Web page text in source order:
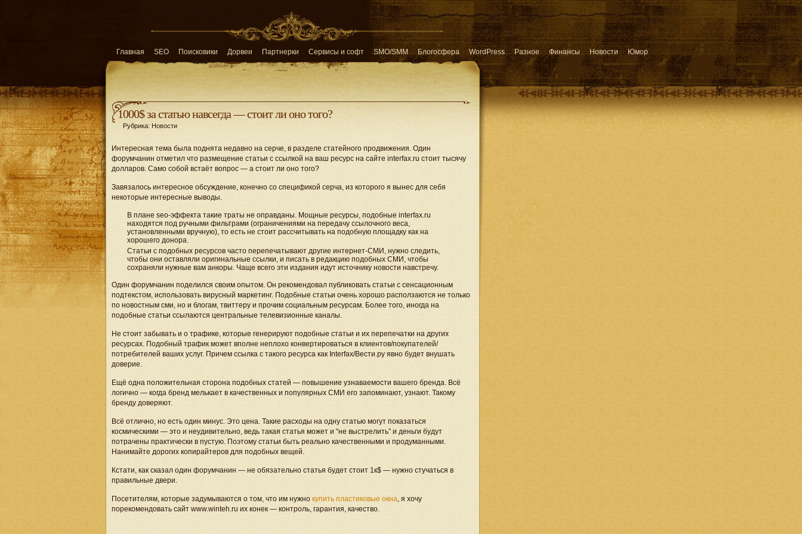
Главная SEO Поисковики Дорвеи Партнерки Сервисы и софт SMO/SMM Блогосфера WordPress Разное Финансы Новости Юмор
1000$ за статью навсегда — стоит ли оно того?
Рубрика: Новости
Интересная тема была поднята недавно на серче, в разделе статейного продвижения. Один
форумчанин отметил что размещение статьи с ссылкой на ваш ресурс на сайте interfax.ru стоит тысячу
долларов. Само собой встаёт вопрос — а стоит ли оно того?
Завязалось интересное обсуждение, конечно со спецификой серча, из которого я вынес для себя
некоторые интересные выводы.
В плане seo-эффекта такие траты не оправданы. Мощные ресурсы, подобные interfax.ru
находятся под ручными фильтрами (ограничениями на передачу ссылочного веса,
установленными вручную), то есть не стоит рассчитывать на подобную площадку как на
хорошего донора.
Статьи с подобных ресурсов часто перепечатывают другие интернет-СМИ, нужно следить,
чтобы они оставляли оригинальные ссылки, и писать в редакцию подобных СМИ, чтобы
сохраняли нужные вам анкоры. Чаще всего эти издания идут источнику новости навстречу.
Один форумчанин поделился своим опытом. Он рекомендовал публиковать статьи с сенсационным
подтекстом, использовать вирусный маркетинг. Подобные статьи очень хорошо расползаются не только
по новостным сми, но и блогам, твиттеру и прочим социальным ресурсам. Более того, иногда на
подобные статьи ссылаются центральные телевизионные каналы.
Не стоит забывать и о трафике, которые генерируют подобные статьи и их перепечатки на других
ресурсах. Подобный трафик может вполне неплохо конвертироваться в клиентов/покупателей/
потребителей ваших услуг. Причем ссылка с такого ресурса как Interfax/Вести.ру явно будет внушать
доверие.
Ещё одна положительная сторона подобных статей — повышение узнаваемости вашего бренда. Всё
логично — когда бренд мелькает в качественных и популярных СМИ его запоминают, узнают. Такому
бренду доверяют.
Всё отлично, но есть один минус. Это цена. Такие расходы на одну статью могут показаться
космическими — это и неудивительно, ведь такая статья может и “не выстрелить” и деньги будут
потрачены практически в пустую. Поэтому статьи быть реально качественными и продуманными.
Нанимайте дорогих копирайтеров для подобных вещей.
Кстати, как сказал один форумчанин — не обязательно статья будет стоит 1к$ — нужно стучаться в
правильные двери.
Посетителям, которые задумываются о том, что им нужно купить пластиковые окна, я хочу
порекомендовать сайт www.winteh.ru их конек — контроль, гарантия, качество.